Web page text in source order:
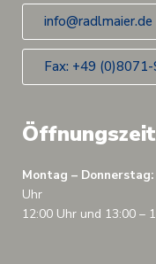
info@radlmaier.de
Fax: +49
Montag – Donnerstag:
12:00 Uhr und 13:00 –